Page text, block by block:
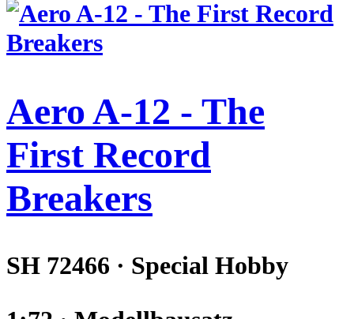
Aero A-12 - The
First Record
Breakers
SH 72466 · Special Hobby